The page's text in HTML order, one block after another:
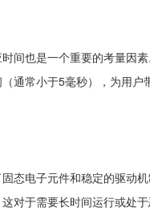
间也是一个重要的考量
常小于5毫秒），为用户
态电子元件和稳定的驱
于需要长时间运行或处